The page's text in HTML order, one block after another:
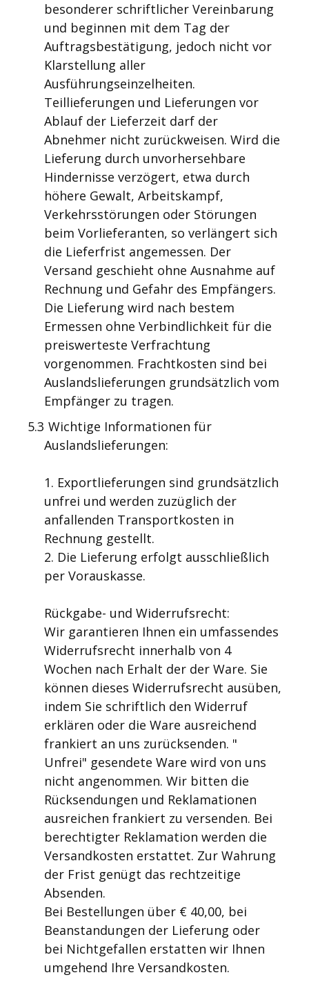
besonderer schriftlicher Vereinbarung
und beginnen mit dem Tag der
Auftragsbestätigung, jedoch nicht vor
Klarstellung aller
Ausführungseinzelheiten.
Teillieferungen und Lieferungen vor
Ablauf der Lieferzeit darf der
Abnehmer nicht zurückweisen. Wird die
Lieferung durch unvorhersehbare
Hindernisse verzögert, etwa durch
höhere Gewalt, Arbeitskampf,
Verkehrsstörungen oder Störungen
beim Vorlieferanten, so verlängert sich
die Lieferfrist angemessen. Der
Versand geschieht ohne Ausnahme auf
Rechnung und Gefahr des Empfängers.
Die Lieferung wird nach bestem
Ermessen ohne Verbindlichkeit für die
preiswerteste Verfrachtung
vorgenommen. Frachtkosten sind bei
Auslandslieferungen grundsätzlich vom
Empfänger zu tragen.
5.3 Wichtige Informationen für
Auslandslieferungen:
1. Exportlieferungen sind grundsätzlich
unfrei und werden zuzüglich der
anfallenden Transportkosten in
Rechnung gestellt.
2. Die Lieferung erfolgt ausschließlich
per Vorauskasse.
Rückgabe- und Widerrufsrecht:
Wir garantieren Ihnen ein umfassendes
Widerrufsrecht innerhalb von 4
Wochen nach Erhalt der der Ware. Sie
können dieses Widerrufsrecht ausüben,
indem Sie schriftlich den Widerruf
erklären oder die Ware ausreichend
frankiert an uns zurücksenden. "
Unfrei" gesendete Ware wird von uns
nicht angenommen. Wir bitten die
Rücksendungen und Reklamationen
ausreichen frankiert zu versenden. Bei
berechtigter Reklamation werden die
Versandkosten erstattet. Zur Wahrung
der Frist genügt das rechtzeitige
Absenden.
Bei Bestellungen über € 40,00, bei
Beanstandungen der Lieferung oder
bei Nichtgefallen erstatten wir Ihnen
umgehend Ihre Versandkosten.